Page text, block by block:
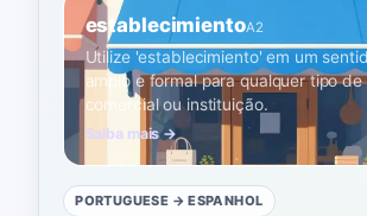
establecimientoA2
Utilize 'establecimiento' em um
amplo e formal para qualquer tipo de
comercial ou instituição.
Saiba mais →
PORTUGUESE → ESPANHOL